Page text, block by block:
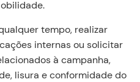
tempo, realizar
internas ou solicitar
à campanha,
lisura e conformidade do